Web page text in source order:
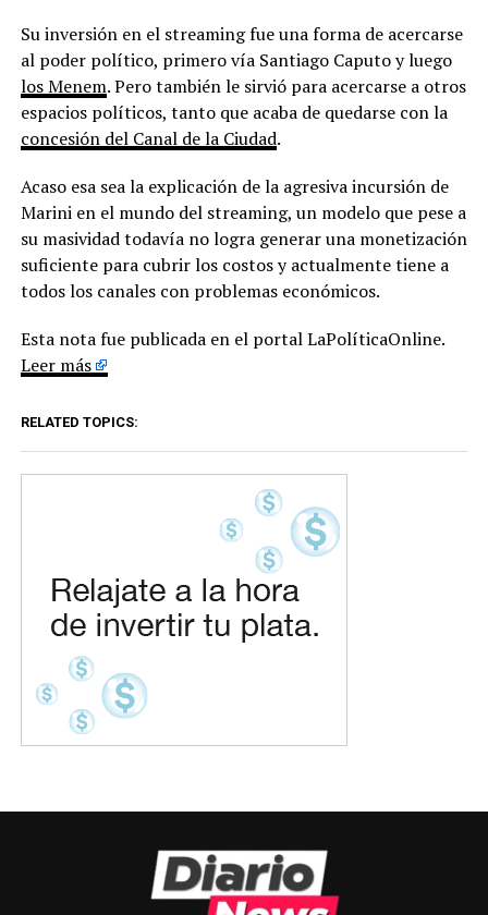
Su inversión en el streaming fue una forma de acercarse
al poder político, primero vía Santiago Caputo y luego
los Menem. Pero también le sirvió para acercarse a otros
espacios políticos, tanto que acaba de quedarse con la
concesión del Canal de la Ciudad.
Acaso esa sea la explicación de la agresiva incursión de
Marini en el mundo del streaming, un modelo que pese a
su masividad todavía no logra generar una monetización
suficiente para cubrir los costos y actualmente tiene a
todos los canales con problemas económicos.
Esta nota fue publicada en el portal LaPolíticaOnline.
Leer más
RELATED TOPICS: